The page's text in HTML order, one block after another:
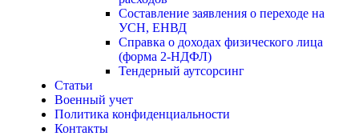
Составление заявления о переходе на
УСН, ЕНВД
Справка о доходах физического лица
(форма 2-НДФЛ)
Тендерный аутсорсинг
Статьи
Военный учет
Политика конфиденциальности
Контакты